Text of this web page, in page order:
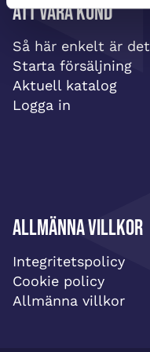
Att vara kund
Så här enkelt är det
Starta försäljning
Aktuell katalog
Logga in
Allmänna villkor
Integritetspolicy
Cookie policy
Allmänna villkor